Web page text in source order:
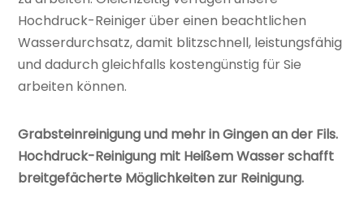
Hochdruck-Reiniger über einen beachtlichen
Wasserdurchsatz, damit blitzschnell, leistungsfähig
und dadurch gleichfalls kostengünstig für Sie
arbeiten können.
Grabsteinreinigung und mehr in Gingen an der Fils.
Hochdruck-Reinigung mit Heißem Wasser schafft
breitgefächerte Möglichkeiten zur Reinigung.